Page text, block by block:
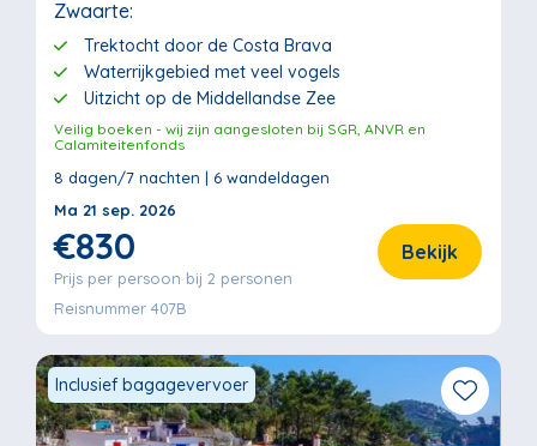
Zwaarte:
Trektocht door de Costa Brava
Waterrijkgebied met veel vogels
Uitzicht op de Middellandse Zee
Veilig boeken - wij zijn aangesloten bij SGR, ANVR en
Calamiteitenfonds
8 dagen/7 nachten | 6 wandeldagen
Ma 21 sep. 2026
€830
Prijs per persoon bij 2 personen
Bekijk
Reisnummer 407B
Inclusief bagagevervoer